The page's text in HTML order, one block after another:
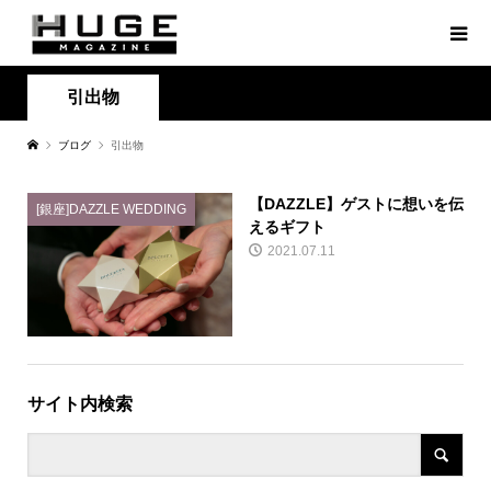
引出物
ブログ 引出物
[銀座]DAZZLE WEDDING
【DAZZLE】ゲストに想いを伝
えるギフト
2021.07.11
サイト内検索